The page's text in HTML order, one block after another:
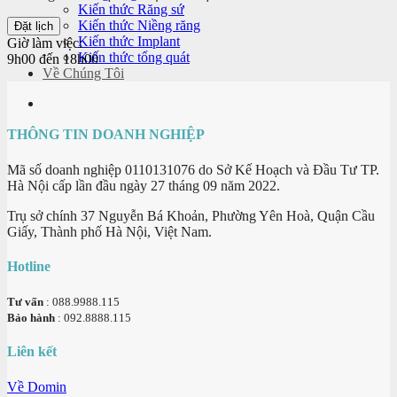
Kiến thức Răng sứ
Kiến thức Niềng răng
Kiến thức Implant
Kiến thức tổng quát
Về Chúng Tôi
Giờ làm việc:
9h00 đến 18h00
THÔNG TIN DOANH NGHIỆP
Mã số doanh nghiệp 0110131076 do Sở Kế Hoạch và Đầu Tư TP.
Hà Nội cấp lần đầu ngày 27 tháng 09 năm 2022.
Trụ sở chính 37 Nguyễn Bá Khoản, Phường Yên Hoà, Quận Cầu
Giấy, Thành phố Hà Nội, Việt Nam.
Hotline
Tư vấn : 088.9988.115
Bảo hành : 092.8888.115
Liên kết
Về Domin